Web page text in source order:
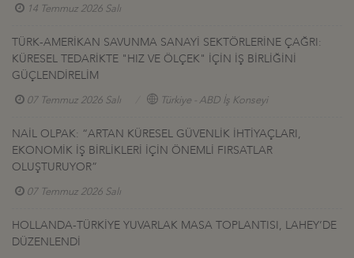
14 Temmuz 2026 Salı
TÜRK-AMERİKAN SAVUNMA SANAYİ SEKTÖRLERİNE ÇAĞRI:
KÜRESEL TEDARİKTE "HIZ VE ÖLÇEK" İÇİN İŞ BİRLİĞİNİ
GÜÇLENDİRELİM
07 Temmuz 2026 Salı Türkiye - ABD İş Konseyi
NAİL OLPAK: “ARTAN KÜRESEL GÜVENLİK İHTİYAÇLARI,
EKONOMİK İŞ BİRLİKLERİ İÇİN ÖNEMLİ FIRSATLAR
OLUŞTURUYOR”
07 Temmuz 2026 Salı
HOLLANDA-TÜRKİYE YUVARLAK MASA TOPLANTISI, LAHEY’DE
DÜZENLENDİ